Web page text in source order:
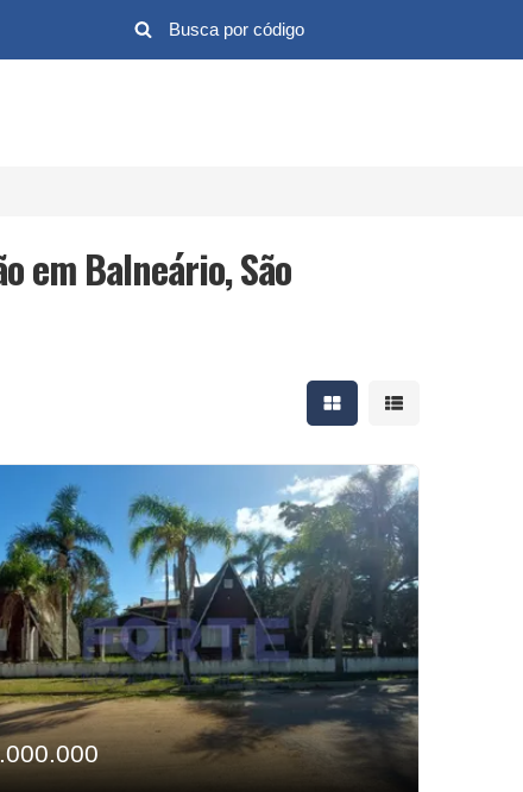
em Balneário, São
Mostrar resultados em
Mostrar